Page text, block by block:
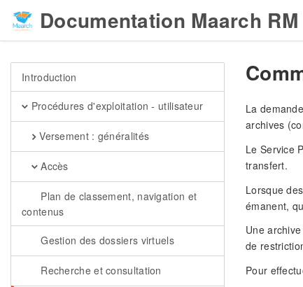
Documentation Maarch RM
Introduction
Procédures d'exploitation - utilisateur
Versement : généralités
Accès
Plan de classement, navigation et
contenus
Gestion des dossiers virtuels
Recherche et consultation
La
archives
Le Service
transfert.
Lorsque
émanent,
Une
de
Pour